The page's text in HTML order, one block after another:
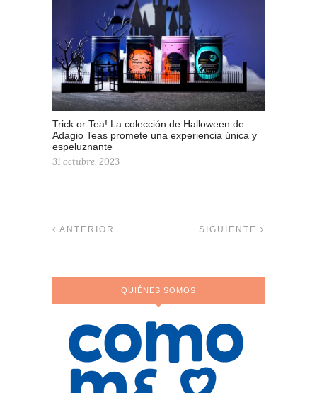
Trick or Tea! La colección de Halloween de
Adagio Teas promete una experiencia única y
espeluznante
31 octubre, 2023
ANTERIOR SIGUIENTE
QUIÉNES SOMOS